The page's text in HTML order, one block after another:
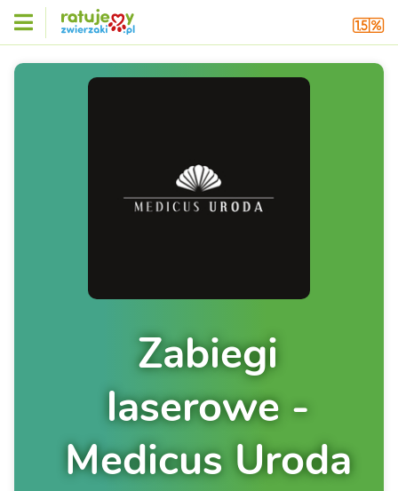
Zabiegi
laserowe -
Medicus Uroda